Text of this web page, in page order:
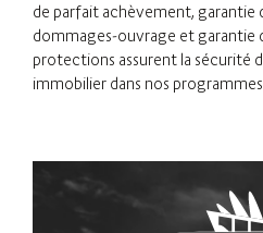
de parfait achèvement, garantie
dommages-ouvrage et garantie
protections assurent la sécurité
immobilier dans nos